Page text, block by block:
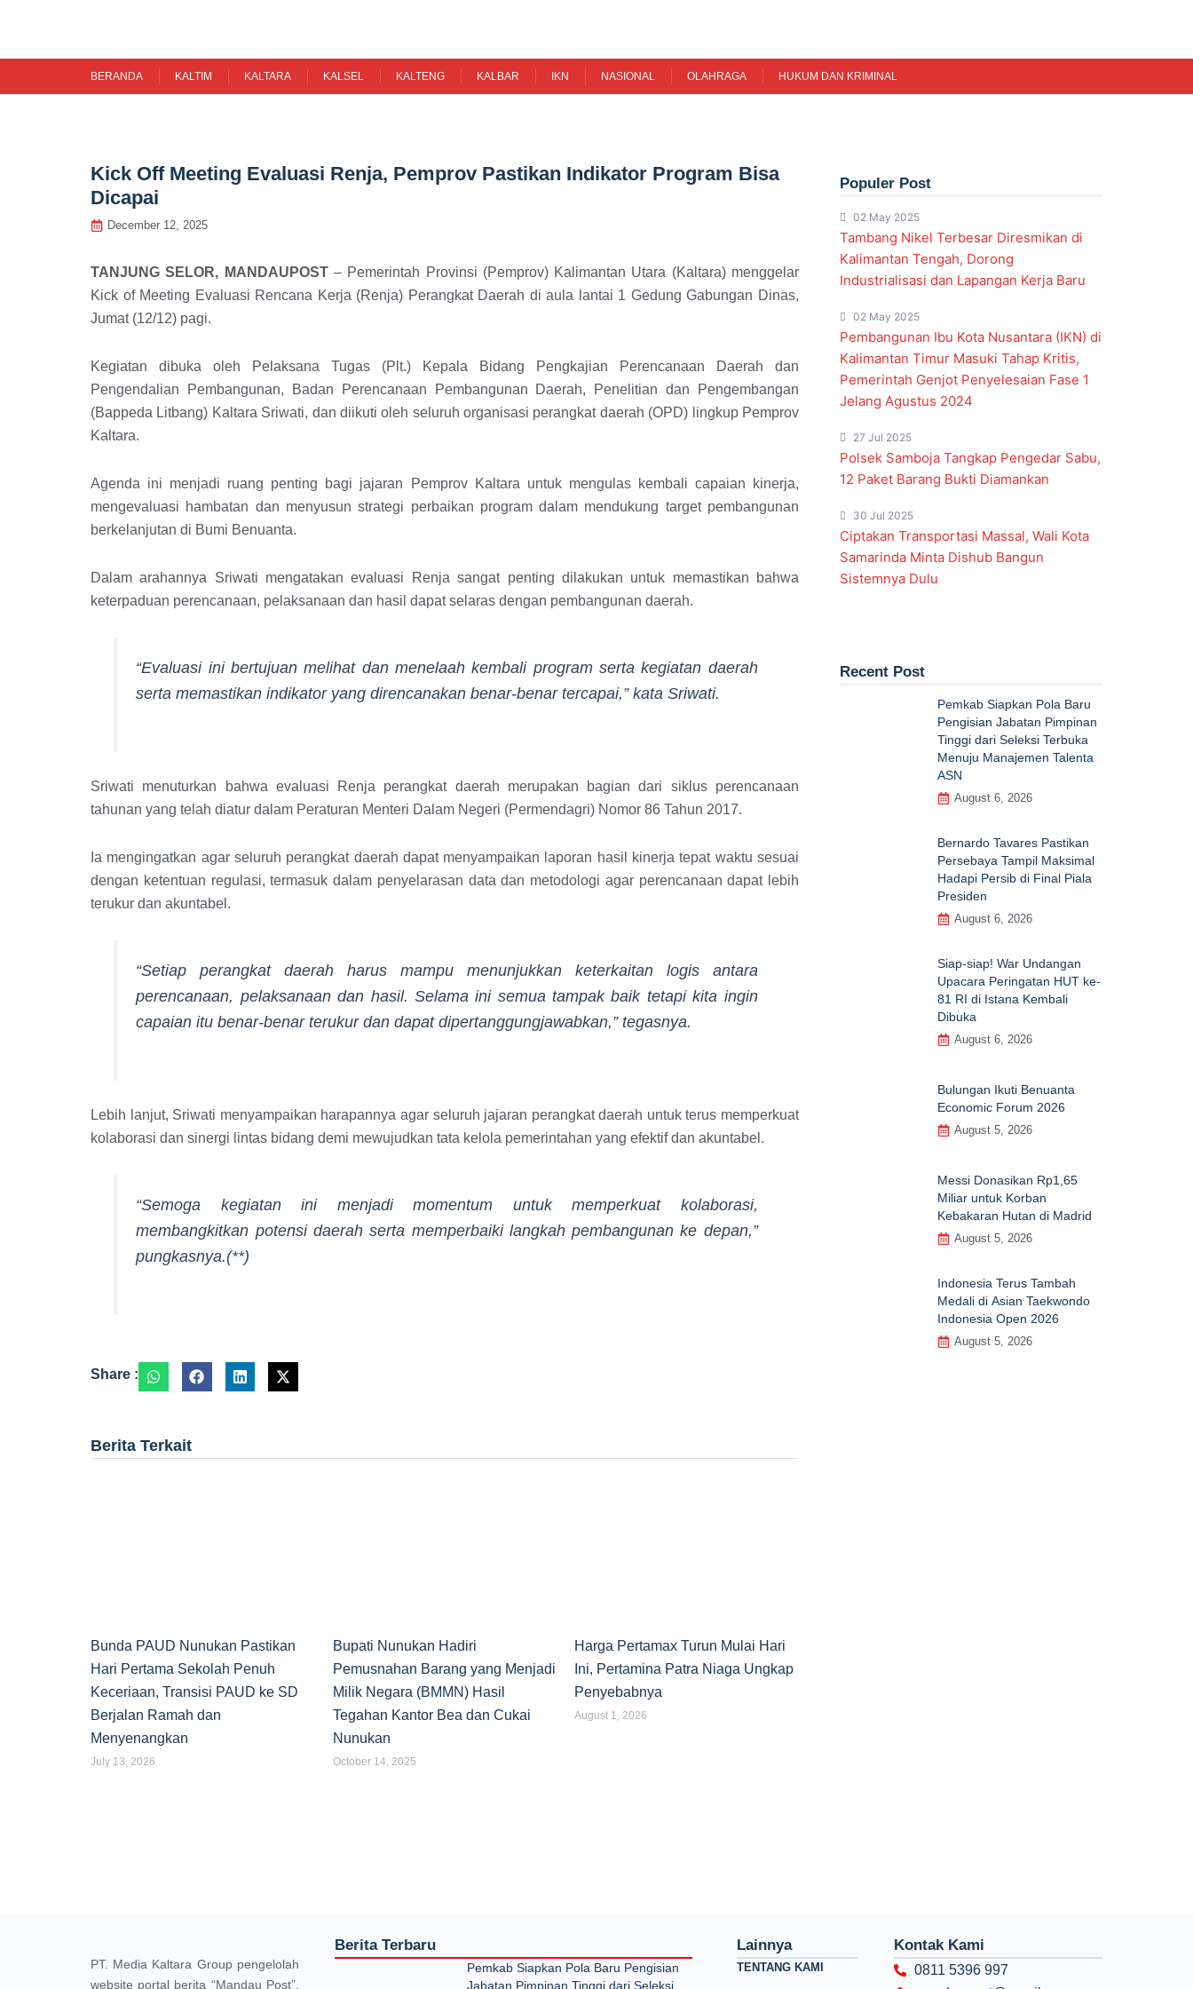
content
BERANDA KALTIM KALTARA KALSEL KALTENG KALBAR IKN NASIONAL OLAHRAGA HUKUM DAN KRIMINAL
Kick Off Meeting Evaluasi Renja, Pemprov Pastikan Indikator Program Bisa
Dicapai
December 12, 2025
TANJUNG SELOR, MANDAUPOST– Pemerintah Provinsi (Pemprov) Kalimantan Utara (Kaltara) menggelar
Kick of Meeting Evaluasi Rencana Kerja (Renja) Perangkat Daerah di aula lantai 1 Gedung Gabungan Dinas,
Jumat (12/12) pagi.
Kegiatan dibuka oleh Pelaksana Tugas (Plt.) Kepala Bidang Pengkajian Perencanaan Daerah dan
Pengendalian Pembangunan, Badan Perencanaan Pembangunan Daerah, Penelitian dan Pengembangan
(Bappeda Litbang) Kaltara Sriwati, dan diikuti oleh seluruh organisasi perangkat daerah (OPD) lingkup Pemprov
Kaltara.
Agenda ini menjadi ruang penting bagi jajaran Pemprov Kaltara untuk mengulas kembali capaian kinerja,
mengevaluasi hambatan dan menyusun strategi perbaikan program dalam mendukung target pembangunan
berkelanjutan di Bumi Benuanta.
Dalam arahannya Sriwati mengatakan evaluasi Renja sangat penting dilakukan untuk memastikan bahwa
keterpaduan perencanaan, pelaksanaan dan hasil dapat selaras dengan pembangunan daerah.
“Evaluasi ini bertujuan melihat dan menelaah kembali program serta kegiatan daerah
serta memastikan indikator yang direncanakan benar-benar tercapai,” kata Sriwati.
Sriwati menuturkan bahwa evaluasi Renja perangkat daerah merupakan bagian dari siklus perencanaan
tahunan yang telah diatur dalam Peraturan Menteri Dalam Negeri (Permendagri) Nomor 86 Tahun 2017.
Ia mengingatkan agar seluruh perangkat daerah dapat menyampaikan laporan hasil kinerja tepat waktu sesuai
dengan ketentuan regulasi, termasuk dalam penyelarasan data dan metodologi agar perencanaan dapat lebih
terukur dan akuntabel.
“Setiap perangkat daerah harus mampu menunjukkan keterkaitan logis antara
perencanaan, pelaksanaan dan hasil. Selama ini semua tampak baik tetapi kita ingin
capaian itu benar-benar terukur dan dapat dipertanggungjawabkan,” tegasnya.
Lebih lanjut, Sriwati menyampaikan harapannya agar seluruh jajaran perangkat daerah untuk terus memperkuat
kolaborasi dan sinergi lintas bidang demi mewujudkan tata kelola pemerintahan yang efektif dan akuntabel.
“Semoga kegiatan ini menjadi momentum untuk memperkuat kolaborasi,
membangkitkan potensi daerah serta memperbaiki langkah pembangunan ke depan,”
pungkasnya.(**)
Share :
Berita Terkait
Bunda PAUD Nunukan Pastikan
Hari Pertama Sekolah Penuh
Keceriaan, Transisi PAUD ke SD
Berjalan Ramah dan
Menyenangkan
July 13, 2026
Bupati Nunukan Hadiri
Pemusnahan Barang yang Menjadi
Milik Negara (BMMN) Hasil
Tegahan Kantor Bea dan Cukai
Nunukan
October 14, 2025
Harga Pertamax Turun Mulai Hari
Ini, Pertamina Patra Niaga Ungkap
Penyebabnya
August 1, 2026
Populer Post
02 May 2025
Tambang Nikel Terbesar Diresmikan di
Kalimantan Tengah, Dorong
Industrialisasi dan Lapangan Kerja Baru
02 May 2025
Pembangunan Ibu Kota Nusantara (IKN) di
Kalimantan Timur Masuki Tahap Kritis,
Pemerintah Genjot Penyelesaian Fase 1
Jelang Agustus 2024
27 Jul 2025
Polsek Samboja Tangkap Pengedar Sabu,
12 Paket Barang Bukti Diamankan
30 Jul 2025
Ciptakan Transportasi Massal, Wali Kota
Samarinda Minta Dishub Bangun
Sistemnya Dulu
Recent Post
Pemkab Siapkan Pola Baru
Pengisian Jabatan Pimpinan
Tinggi dari Seleksi Terbuka
Menuju Manajemen Talenta
ASN
August 6, 2026
Bernardo Tavares Pastikan
Persebaya Tampil Maksimal
Hadapi Persib di Final Piala
Presiden
August 6, 2026
Siap-siap! War Undangan
Upacara Peringatan HUT ke-
81 RI di Istana Kembali
Dibuka
August 6, 2026
Bulungan Ikuti Benuanta
Economic Forum 2026
August 5, 2026
Messi Donasikan Rp1,65
Miliar untuk Korban
Kebakaran Hutan di Madrid
August 5, 2026
Indonesia Terus Tambah
Medali di Asian Taekwondo
Indonesia Open 2026
August 5, 2026
PT. Media Kaltara Group pengelolah
website portal berita “Mandau Post”,
Berita Terbaru
Pemkab Siapkan Pola Baru Pengisian
Jabatan Pimpinan Tinggi dari Seleksi
Lainnya
TENTANG KAMI
Kontak Kami
0811 5396 997